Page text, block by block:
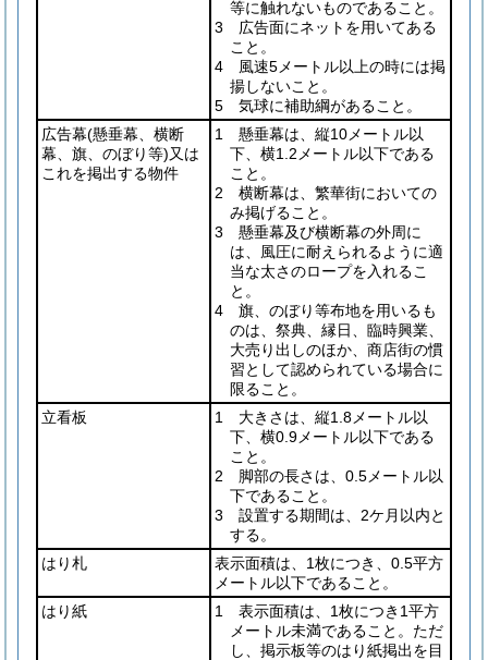
等に触れないものであること。
3 広告面にネットを用いてある
こと。
4 風速5メートル以上の時には掲
揚しないこと。
5 気球に補助綱があること。
広告幕(懸垂幕、横断
幕、旗、のぼり等)又は
これを掲出する物件
1 懸垂幕は、縦10メートル以
下、横1.2メートル以下である
こと。
2 横断幕は、繁華街においての
み掲げること。
3 懸垂幕及び横断幕の外周に
は、風圧に耐えられるように適
当な太さのロープを入れるこ
と。
4 旗、のぼり等布地を用いるも
のは、祭典、縁日、臨時興業、
大売り出しのほか、商店街の慣
習として認められている場合に
限ること。
立看板
1 大きさは、縦1.8メートル以
下、横0.9メートル以下である
こと。
2 脚部の長さは、0.5メートル以
下であること。
3 設置する期間は、2ケ月以内と
する。
はり札
表示面積は、1枚につき、0.5平方
メートル以下であること。
はり紙
1 表示面積は、1枚につき1平方
メートル未満であること。ただ
し、掲示板等のはり紙掲出を目